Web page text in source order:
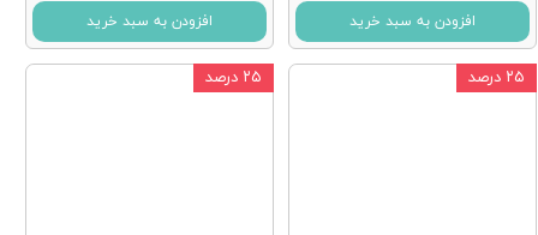
افزودن به سبد خرید افزودن به سبد خرید
۲۵ درصد ۲۵ درصد